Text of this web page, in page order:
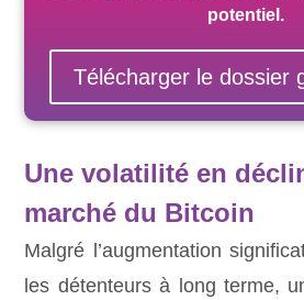
potentiel .
Télécharger le dossier
Une volatilité en
marché du Bitcoin
Malgré l’augmentation
les détenteurs à long terme,